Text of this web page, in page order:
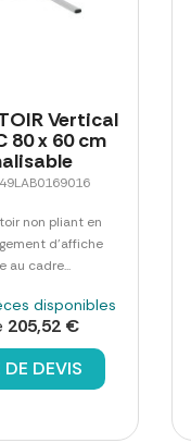
Vertical
80 x 60 cm
non pliant en
d'affiche
au cadre...
disponibles
205,52 €
DEVIS